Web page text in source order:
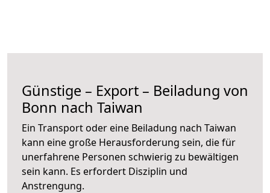
Günstige – Export – Beiladung von
Bonn nach Taiwan
Ein Transport oder eine Beiladung nach Taiwan
kann eine große Herausforderung sein, die für
unerfahrene Personen schwierig zu bewältigen
sein kann. Es erfordert Disziplin und
Anstrengung.